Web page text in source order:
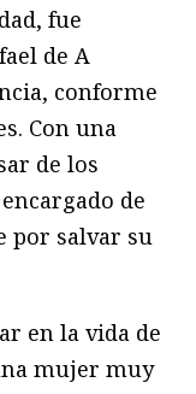
fue
de A
conforme
Con una
de los
de
por salvar su
en la vida de
mujer muy